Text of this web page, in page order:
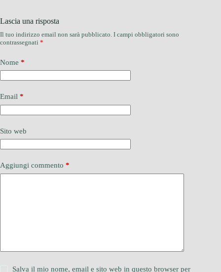
Lascia una risposta
Il tuo indirizzo email non sarà pubblicato. I campi obbligatori sono
contrassegnati *
Nome *
Email *
Sito web
Aggiungi commento *
Salva il mio nome, email e sito web in questo browser per